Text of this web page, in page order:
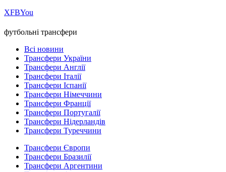
ХFBYou
футбольні трансфери
Всі новини
Трансфери України
Трансфери Англії
Трансфери Італії
Трансфери Іспанії
Трансфери Німеччини
Трансфери Франції
Трансфери Португалії
Трансфери Нідерландів
Трансфери Туреччини
Трансфери Європи
Трансфери Бразилії
Трансфери Аргентини